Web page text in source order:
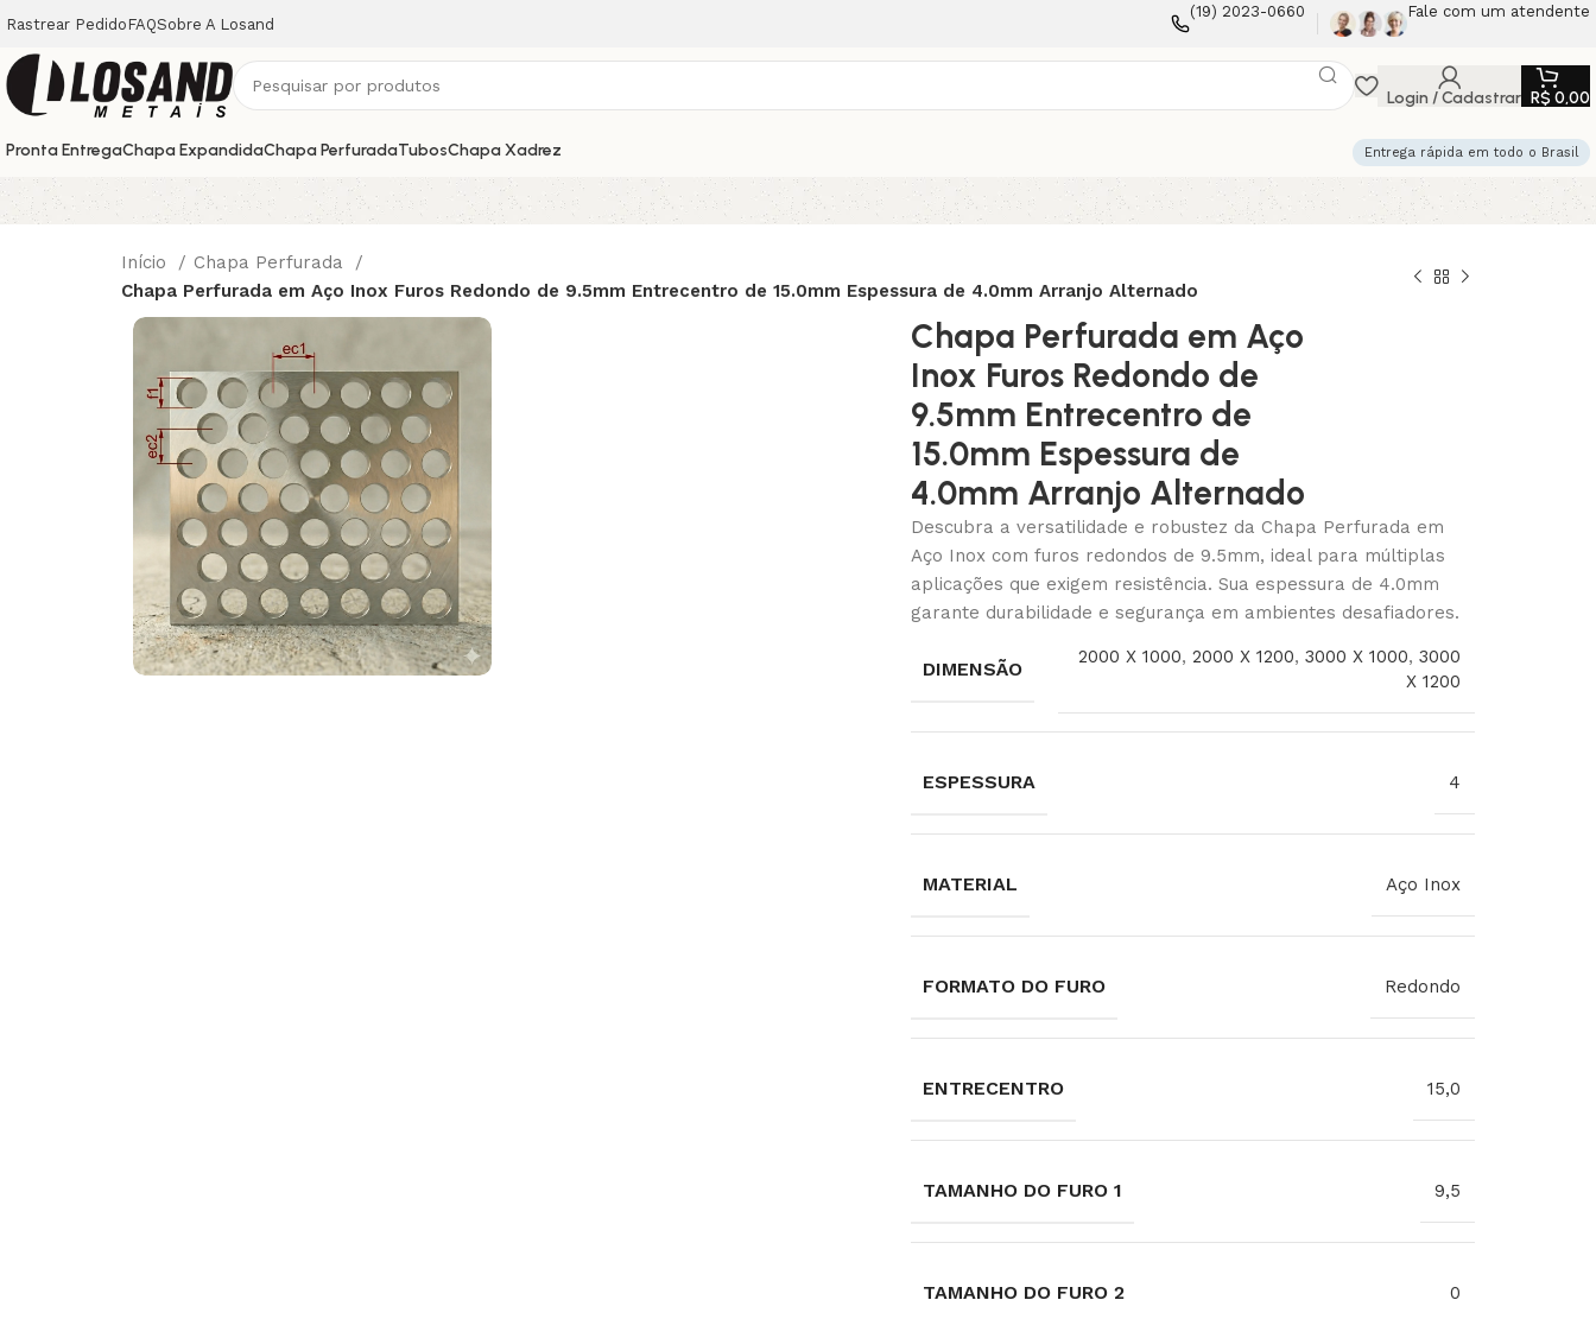
Rastrear Pedido FAQSobre A Losand
(19) 2023-0660 Fale com um atendente
Login / Cadastrar R$ 0,00
Pronta EntregaChapa ExpandidaChapa PerfuradaTubosChapa Xadrez Entrega rápida em todo o Brasil
Início
Chapa Perfurada
Chapa Perfurada em Aço Inox Furos Redondo de 9.5mm Entrecentro de 15.0mm Espessura de 4.0mm Arranjo Alternado
Chapa Perfurada em Aço
Inox Furos Redondo de
9.5mm Entrecentro de
15.0mm Espessura de
4.0mm Arranjo Alternado
Descubra a versatilidade e robustez da Chapa Perfurada em
Aço Inox com furos redondos de 9.5mm, ideal para múltiplas
aplicações que exigem resistência. Sua espessura de 4.0mm
garante durabilidade e segurança em ambientes desafiadores.
DIMENSÃO
2000 X 1000, 2000 X 1200, 3000 X 1000, 3000
X 1200
ESPESSURA 4
MATERIAL Aço Inox
FORMATO DO FURO Redondo
ENTRECENTRO 15,0
TAMANHO DO FURO 1 9,5
TAMANHO DO FURO 2 0